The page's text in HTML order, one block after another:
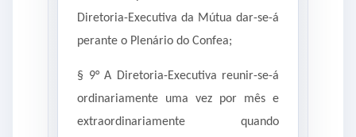
Diretoria-Executiva da Mútua dar-se-á
perante o Plenário do Confea;
§ 9° A Diretoria-Executiva reunir-se-á
ordinariamente uma vez por mês e
extraordinariamente quando